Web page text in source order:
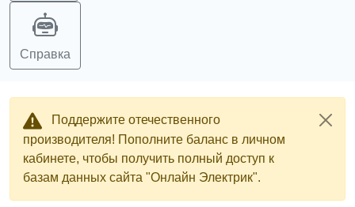
Справка
Поддержите отечественного
производителя! Пополните баланс в личном
кабинете, чтобы получить полный доступ к
базам данных сайта "Онлайн Электрик".